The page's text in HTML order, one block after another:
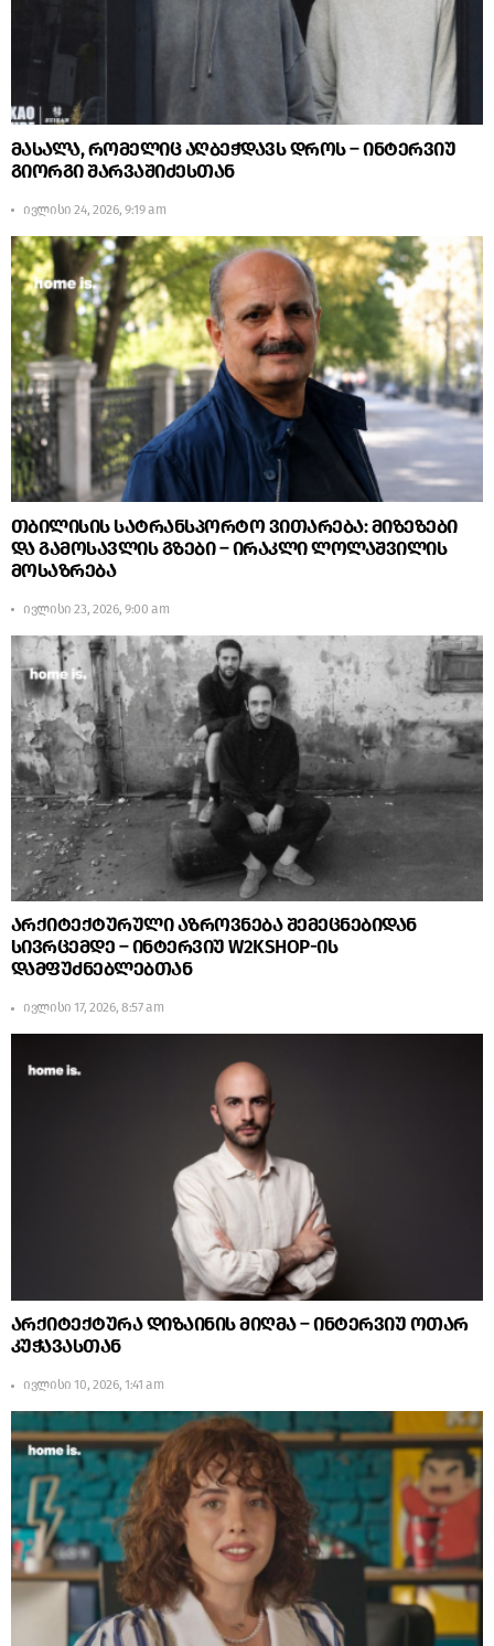
მასალა, რომელიც აღბეჭდავს დროს – ინტერვიუ
გიორგი შარვაშიძესთან
ივლისი 24, 2026, 9:19 am
თბილისის სატრანსპორტო ვითარება: მიზეზები
და გამოსავლის გზები – ირაკლი ლოლაშვილის
მოსაზრება
ივლისი 23, 2026, 9:00 am
არქიტექტურული აზროვნება შემეცნებიდან
სივრცემდე – ინტერვიუ W2KSHOP-ის
დამფუძნებლებთან
ივლისი 17, 2026, 8:57 am
არქიტექტურა დიზაინის მიღმა – ინტერვიუ ოთარ
კუჭავასთან
ივლისი 10, 2026, 1:41 am